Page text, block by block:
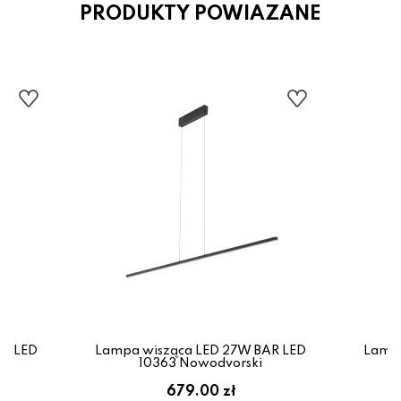
PRODUKTY POWIAZANE
LED
Lampa wisząca LED 27W BAR LED
10363 Nowodvorski
679.00 zł